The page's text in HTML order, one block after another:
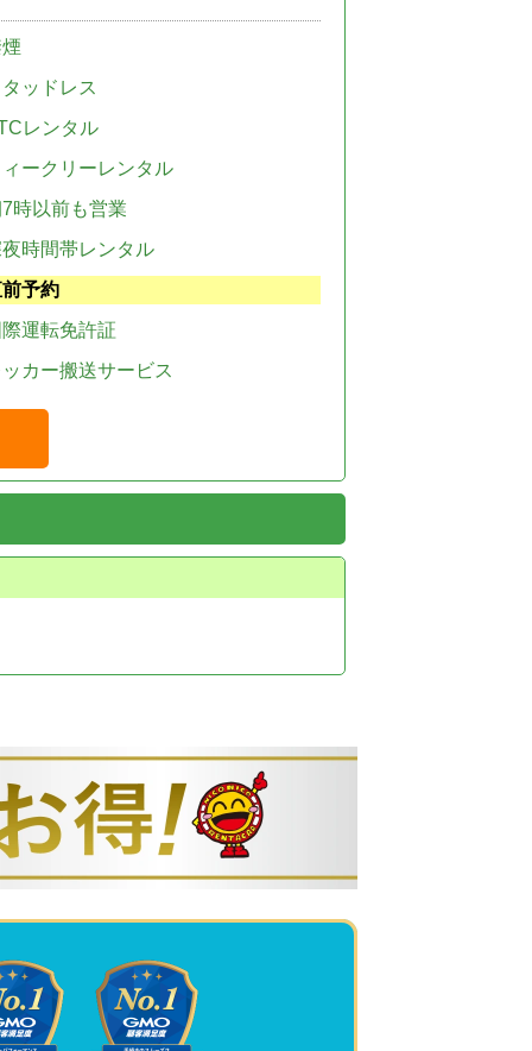
ッドレス
レンタル
ークリーレンタル
時以前も営業
時間帯レンタル
予約
運転免許証
カー搬送サービス